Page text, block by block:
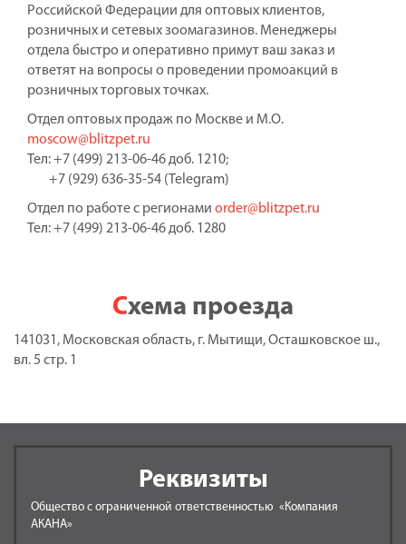
Российской Федерации для оптовых клиентов,
розничных и сетевых зоомагазинов. Менеджеры
отдела быстро и оперативно примут ваш заказ и
ответят на вопросы о проведении промоакций в
розничных торговых точках.
Отдел оптовых продаж по Москве и М.О.
moscow@blitzpet.ru
Тел: +7 (499) 213-06-46 доб. 1210;
+7 (929) 636-35-54 (Telegram)
Отдел по работе с регионами order@blitzpet.ru
Тел: +7 (499) 213-06-46 доб. 1280
Схема проезда
141031, Московская область, г. Мытищи, Осташковское ш.,
вл. 5 стр. 1
Реквизиты
Общество с ограниченной ответственностью «Компания
АКАНА»